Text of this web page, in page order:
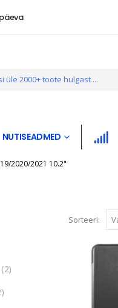
NUTISEADMED
2020/2021 10.2"
Sorteeri:
(2)
)